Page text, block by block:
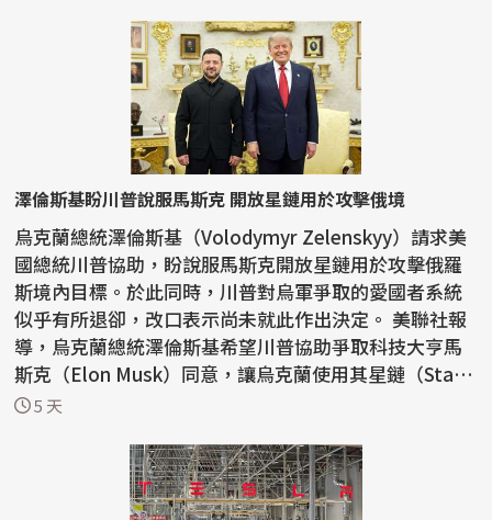
澤倫斯基盼川普說服馬斯克 開放星鏈用於攻擊俄境
烏克蘭總統澤倫斯基（Volodymyr Zelenskyy）請求美
國總統川普協助，盼說服馬斯克開放星鏈用於攻擊俄羅
斯境內目標。於此同時，川普對烏軍爭取的愛國者系統
似乎有所退卻，改口表示尚未就此作出決定。 美聯社報
導，烏克蘭總統澤倫斯基希望川普協助爭取科技大亨馬
斯克（Elon Musk）同意，讓烏克蘭使用其星鏈（Starli
nk...
5 天